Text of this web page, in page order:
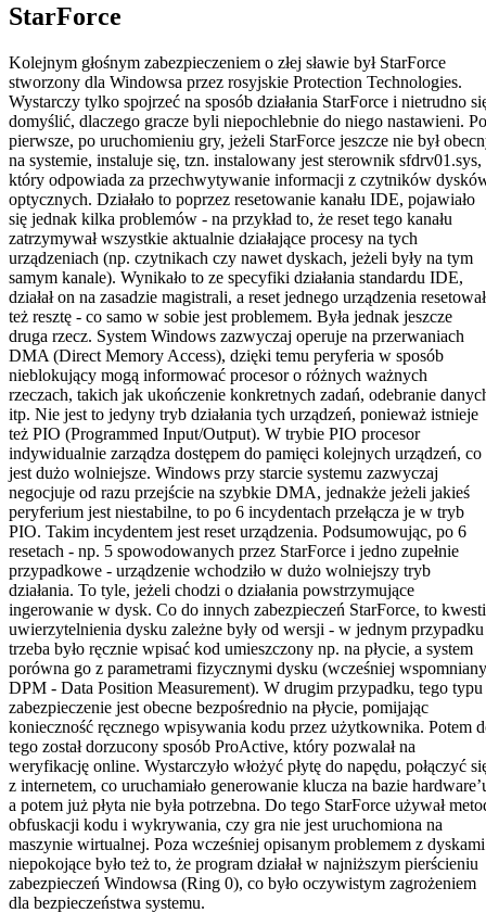
StarForce
Kolejnym głośnym zabezpieczeniem o złej sławie był StarForce
stworzony dla Windowsa przez rosyjskie Protection Technologies.
Wystarczy tylko spojrzeć na sposób działania StarForce i nietrudno
domyślić, dlaczego gracze byli niepochlebnie do niego nastawieni. Po
pierwsze, po uruchomieniu gry, jeżeli StarForce jeszcze nie był
na systemie, instaluje się, tzn. instalowany jest sterownik sfdrv01.sys,
który odpowiada za przechwytywanie informacji z czytników
optycznych. Działało to poprzez resetowanie kanału IDE, pojawiało
się jednak kilka problemów - na przykład to, że reset tego kanału
zatrzymywał wszystkie aktualnie działające procesy na tych
urządzeniach (np. czytnikach czy nawet dyskach, jeżeli były na tym
samym kanale). Wynikało to ze specyfiki działania standardu IDE,
działał on na zasadzie magistrali, a reset jednego urządzenia resetował
też resztę - co samo w sobie jest problemem. Była jednak jeszcze
druga rzecz. System Windows zazwyczaj operuje na przerwaniach
DMA (Direct Memory Access), dzięki temu peryferia w sposób
nieblokujący mogą informować procesor o różnych ważnych
rzeczach, takich jak ukończenie konkretnych zadań, odebranie
itp. Nie jest to jedyny tryb działania tych urządzeń, ponieważ istnieje
też PIO (Programmed Input/Output). W trybie PIO procesor
indywidualnie zarządza dostępem do pamięci kolejnych urządzeń, co
jest dużo wolniejsze. Windows przy starcie systemu zazwyczaj
negocjuje od razu przejście na szybkie DMA, jednakże jeżeli jakieś
peryferium jest niestabilne, to po 6 incydentach przełącza je w tryb
PIO. Takim incydentem jest reset urządzenia. Podsumowując, po 6
resetach - np. 5 spowodowanych przez StarForce i jedno zupełnie
przypadkowe - urządzenie wchodziło w dużo wolniejszy tryb
działania. To tyle, jeżeli chodzi o działania powstrzymujące
ingerowanie w dysk. Co do innych zabezpieczeń StarForce, to
uwierzytelnienia dysku zależne były od wersji - w jednym przypadku
trzeba było ręcznie wpisać kod umieszczony np. na płycie, a system
porówna go z parametrami fizycznymi dysku (wcześniej wspomniany
DPM - Data Position Measurement). W drugim przypadku, tego typu
zabezpieczenie jest obecne bezpośrednio na płycie, pomijając
konieczność ręcznego wpisywania kodu przez użytkownika. Potem
tego został dorzucony sposób ProActive, który pozwalał na
weryfikację online. Wystarczyło włożyć płytę do napędu, połączyć
z internetem, co uruchamiało generowanie klucza na bazie
a potem już płyta nie była potrzebna. Do tego StarForce używał
obfuskacji kodu i wykrywania, czy gra nie jest uruchomiona na
maszynie wirtualnej. Poza wcześniej opisanym problemem z dyskami
niepokojące było też to, że program działał w najniższym pierścieniu
zabezpieczeń Windowsa (Ring 0), co było oczywistym zagrożeniem
dla bezpieczeństwa systemu.